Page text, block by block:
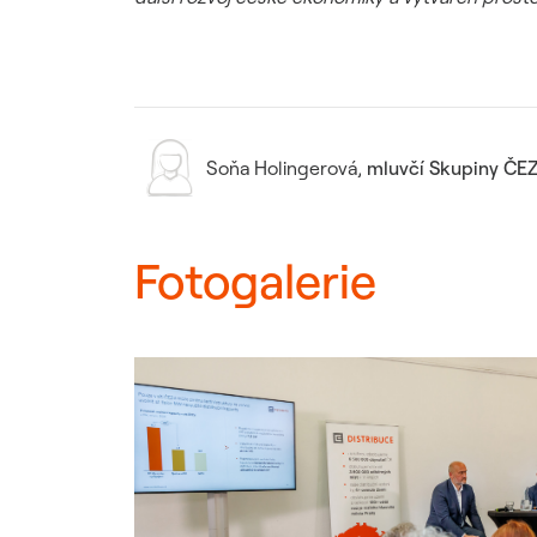
Soňa Holingerová, mluvčí Skupiny
Fotogalerie